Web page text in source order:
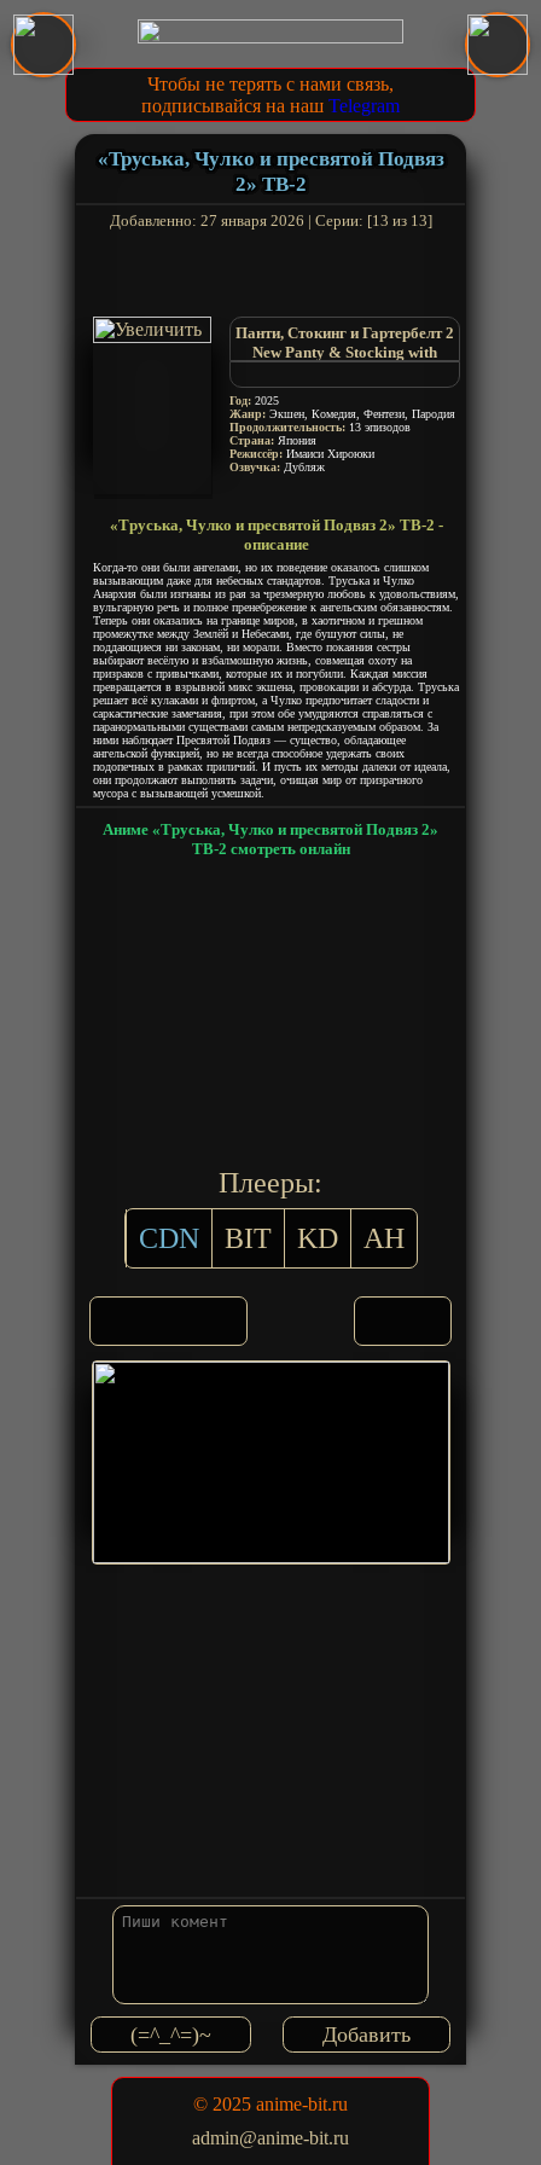
Чтобы не терять с нами связь,
подписывайся на наш Telegram
«Труська, Чулко и пресвятой Подвяз
2» ТВ-2
Добавленно: 27 января 2026 | Серии: [13 из 13]
Панти, Стокинг и Гартербелт 2
New Panty & Stocking with
Panty & Stocking with Garterbelt
2nd Season
Год: 2025
Жанр: Экшен, Комедия, Фентези, Пародия
Продолжительность: 13 эпизодов
Страна: Япония
Режиссёр: Имаиси Хироюки
Озвучка: Дубляж
«Труська, Чулко и пресвятой Подвяз 2» ТВ-2 -
описание
Когда-то они были ангелами, но их поведение оказалось слишком
вызывающим даже для небесных стандартов. Труська и Чулко
Анархия были изгнаны из рая за чрезмерную любовь к удовольствиям,
вульгарную речь и полное пренебрежение к ангельским обязанностям.
Теперь они оказались на границе миров, в хаотичном и грешном
промежутке между Землёй и Небесами, где бушуют силы, не
поддающиеся ни законам, ни морали. Вместо покаяния сестры
выбирают весёлую и взбалмошную жизнь, совмещая охоту на
призраков с привычками, которые их и погубили. Каждая миссия
превращается в взрывной микс экшена, провокации и абсурда. Труська
решает всё кулаками и флиртом, а Чулко предпочитает сладости и
саркастические замечания, при этом обе умудряются справляться с
паранормальными существами самым непредсказуемым образом. За
ними наблюдает Пресвятой Подвяз — существо, обладающее
ангельской функцией, но не всегда способное удержать своих
подопечных в рамках приличий. И пусть их методы далеки от идеала,
они продолжают выполнять задачи, очищая мир от призрачного
мусора с вызывающей усмешкой.
Аниме «Труська, Чулко и пресвятой Подвяз 2»
ТВ-2 смотреть онлайн
Плееры:
CDN
BIT KD AH
(=^_^=)~
© 2025 anime-bit.ru
admin@anime-bit.ru